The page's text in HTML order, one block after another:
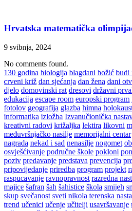
Hrvatska matematička
9 svibnja, 2024
No comments found.
130 godina biologija blagdani božić budi
crveni križ dan sjećanja dan žena dani
djelo domovinski rat dresovi državni
edukacija escape room europski program
fotolov geografija glazba himna
informatika izložba Izvanučionička
kreativni radovi križaljka lektira likovni
međuvršnjačko nasilje memorijalni centar
nagrada nekad i sad nenasilje nogomet
osvješćivanje područne škole pokloni
poziv predavanje predstava prevencija
pripovijedanje priredba program projekt
raspucavanje ravnopravnost razredna
majice šafran šah šahistice škola smijeh
skup svečanost sveti nikola terenska
trend učenici učenje učitelji usavršavanje